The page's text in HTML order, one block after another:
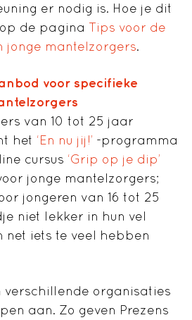
er nodig is. Hoe je dit
de pagina Tips voor de
jonge mantelzorgers.
voor specifieke
van 10 tot 25 jaar
het ‘En nu jij!’ -programma
cursus ‘Grip op je dip’
jonge mantelzorgers;
jongeren van 16 tot 25
niet lekker in hun vel
net iets te veel hebben
verschillende organisaties
aan. Zo geven Prezens